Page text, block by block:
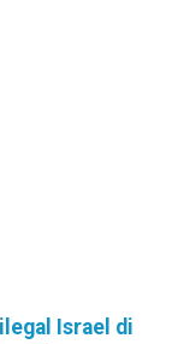
Israel di